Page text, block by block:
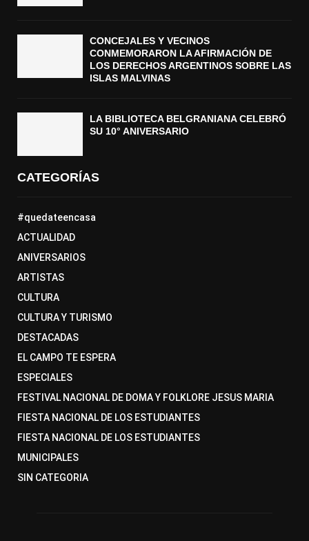
CONCEJALES Y VECINOS
CONMEMORARON LA AFIRMACIÓN DE
LOS DERECHOS ARGENTINOS SOBRE LAS
ISLAS MALVINAS
LA BIBLIOTECA BELGRANIANA CELEBRÓ
SU 10° ANIVERSARIO
CATEGORÍAS
#quedateencasa
ACTUALIDAD
ANIVERSARIOS
ARTISTAS
CULTURA
CULTURA Y TURISMO
DESTACADAS
EL CAMPO TE ESPERA
ESPECIALES
FESTIVAL NACIONAL DE DOMA Y FOLKLORE JESUS MARIA
FIESTA NACIONAL DE LOS ESTUDIANTES
FIESTA NACIONAL DE LOS ESTUDIANTES
MUNICIPALES
SIN CATEGORIA